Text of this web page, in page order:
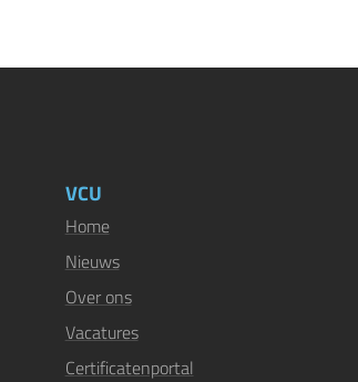
VCU
Home
Nieuws
Over ons
Vacatures
Certificatenportal